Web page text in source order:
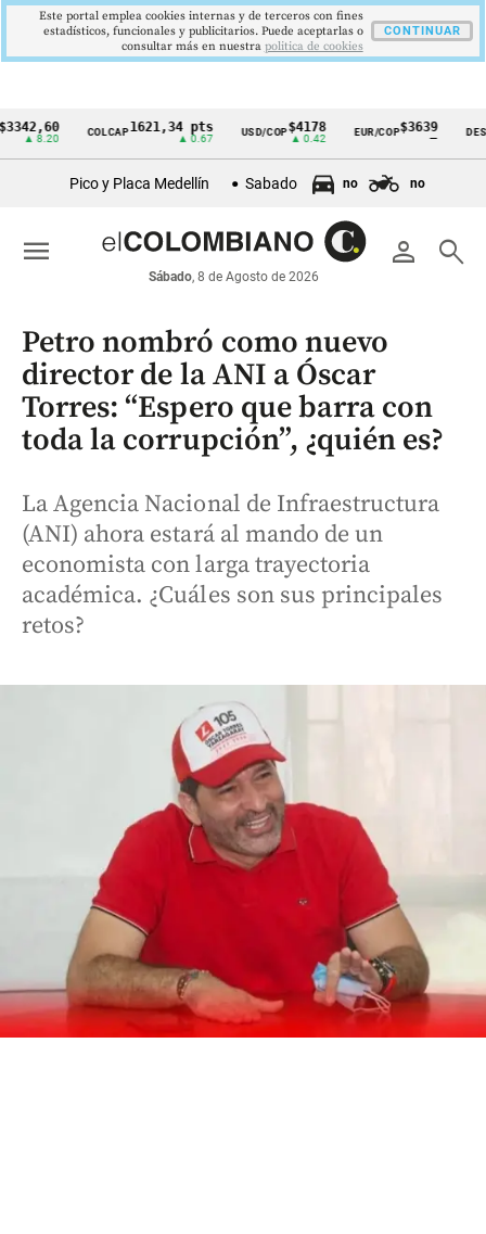
Cintillo
económicos
Colombia
▲ 8.20
COLCAP 1621,34 pts
▲ 0.67
USD/COP$4178
▲ 0.42
EUR/COP$3639
Pico y Placa Medellín Sabado no no
person search
Sábado, 8 de Agosto de 2026
menu
Petro nombró como nuevo
director de la ANI a Óscar
Torres: “Espero que barra con
toda la corrupción”, ¿quién es?
La Agencia Nacional de Infraestructura
(ANI) ahora estará al mando de un
economista con larga trayectoria
académica. ¿Cuáles son sus principales
retos?
Este portal emplea cookies internas y de terceros con fines
estadísticos, funcionales y publicitarios. Puede aceptarlas o
consultar más en nuestra politica de cookies
CONTINUAR